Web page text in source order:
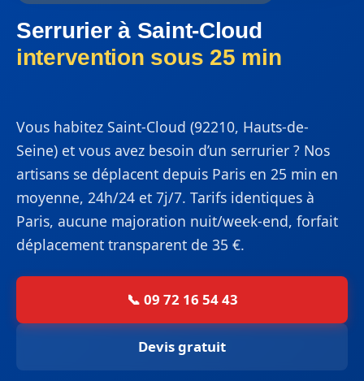
Serrurier à Saint-Cloud
intervention sous 25 min
Vous habitez Saint-Cloud (92210, Hauts-de-
Seine) et vous avez besoin d’un serrurier ? Nos
artisans se déplacent depuis Paris en 25 min en
moyenne, 24h/24 et 7j/7. Tarifs identiques à
Paris, aucune majoration nuit/week-end, forfait
déplacement transparent de 35 €.
📞 09 72 16 54 43
Devis gratuit